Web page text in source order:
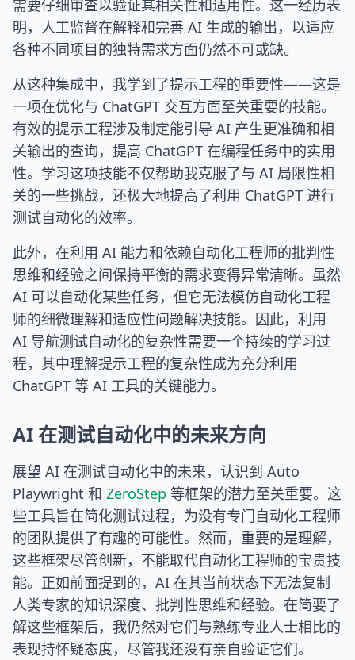
需要仔细审查以验证其相关性和适用性。这一经历表
明，人工监督在解释和完善 AI 生成的输出，以适应
各种不同项目的独特需求方面仍然不可或缺。
从这种集成中，我学到了提示工程的重要性——这是
一项在优化与 ChatGPT 交互方面至关重要的技能。
有效的提示工程涉及制定能引导 AI 产生更准确和相
关输出的查询，提高 ChatGPT 在编程任务中的实用
性。学习这项技能不仅帮助我克服了与 AI 局限性相
关的一些挑战，还极大地提高了利用 ChatGPT 进行
测试自动化的效率。
此外，在利用 AI 能力和依赖自动化工程师的批判性
思维和经验之间保持平衡的需求变得异常清晰。虽然
AI 可以自动化某些任务，但它无法模仿自动化工程
师的细微理解和适应性问题解决技能。因此，利用
AI 导航测试自动化的复杂性需要一个持续的学习过
程，其中理解提示工程的复杂性成为充分利用
ChatGPT 等 AI 工具的关键能力。
AI 在测试自动化中的未来方向
展望 AI 在测试自动化中的未来，认识到 Auto
Playwright 和 ZeroStep 等框架的潜力至关重要。这
些工具旨在简化测试过程，为没有专门自动化工程师
的团队提供了有趣的可能性。然而，重要的是理解，
这些框架尽管创新，不能取代自动化工程师的宝贵技
能。正如前面提到的，AI 在其当前状态下无法复制
人类专家的知识深度、批判性思维和经验。在简要了
解这些框架后，我仍然对它们与熟练专业人士相比的
表现持怀疑态度，尽管我还没有亲自验证它们。